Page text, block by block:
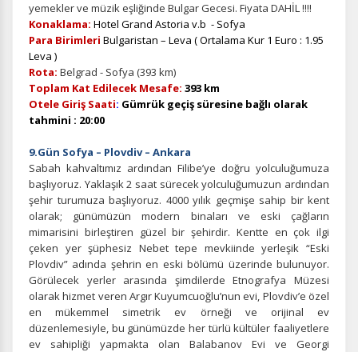
yemekler ve müzik eşliğinde Bulgar Gecesi. Fiyata DAHİL !!!!
Konaklama: Hotel Grand Astoria v.b - Sofya
Para Birimleri Bulgaristan – Leva ( Ortalama Kur 1 Euro : 1.95
Leva )
Rota: Belgrad - Sofya (393 km)
Toplam Kat Edilecek Mesafe: 393 km
Otele Giriş Saati: Gümrük geçiş süresine bağlı olarak
tahmini : 20:00
9.Gün Sofya – Plovdiv – Ankara
Sabah kahvaltımız ardından Filibe’ye doğru yolculuğumuza
başlıyoruz. Yaklaşık 2 saat sürecek yolculuğumuzun ardından
şehir turumuza başlıyoruz. 4000 yılık geçmişe sahip bir kent
olarak; günümüzün modern binaları ve eski çağların
mimarisini birleştiren güzel bir şehirdir. Kentte en çok ilgi
çeken yer şüphesiz Nebet tepe mevkiinde yerleşik “Eski
Plovdiv” adında şehrin en eski bölümü üzerinde bulunuyor.
Görülecek yerler arasında şimdilerde Etnografya Müzesi
olarak hizmet veren Argır Kuyumcuoğlu’nun evi, Plovdiv’e özel
en mükemmel simetrik ev örneği ve orijinal ev
düzenlemesiyle, bu günümüzde her türlü kültüler faaliyetlere
ev sahipliği yapmakta olan Balabanov Evi ve Georgi